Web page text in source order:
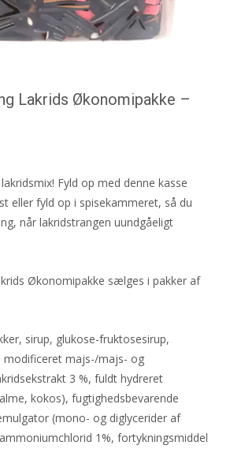
Lakrids Økonomipakke –
Fyld op med denne kasse
eller fyld op i spisekammeret, så du
når lakridstrangen uundgåeligt
Økonomipakke sælges i pakker af
sirup, glukose-fruktosesirup,
modificeret majs-/majs- og
3 %, fuldt hydreret
kokos), fugtighedsbevarende
(mono- og diglycerider af
1%, fortykningsmiddel